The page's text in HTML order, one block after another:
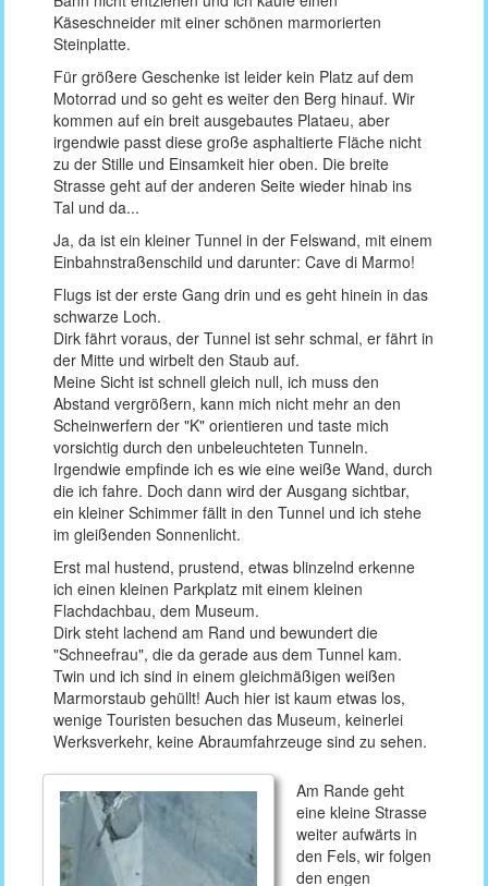
Käseschneider mit einer schönen marmorierten
Steinplatte.
Für größere Geschenke ist leider kein Platz auf dem
Motorrad und so geht es weiter den Berg hinauf. Wir
kommen auf ein breit ausgebautes Plataeu, aber
irgendwie passt diese große asphaltierte Fläche nicht
zu der Stille und Einsamkeit hier oben. Die breite
Strasse geht auf der anderen Seite wieder hinab ins
Tal und da...
Ja, da ist ein kleiner Tunnel in der Felswand, mit einem
Einbahnstraßenschild und darunter: Cave di Marmo!
Flugs ist der erste Gang drin und es geht hinein in das
schwarze Loch.
Dirk fährt voraus, der Tunnel ist sehr schmal, er fährt in
der Mitte und wirbelt den Staub auf.
Meine Sicht ist schnell gleich null, ich muss den
Abstand vergrößern, kann mich nicht mehr an den
Scheinwerfern der "K" orientieren und taste mich
vorsichtig durch den unbeleuchteten Tunneln.
Irgendwie empfinde ich es wie eine weiße Wand, durch
die ich fahre. Doch dann wird der Ausgang sichtbar,
ein kleiner Schimmer fällt in den Tunnel und ich stehe
im gleißenden Sonnenlicht.
Erst mal hustend, prustend, etwas blinzelnd erkenne
ich einen kleinen Parkplatz mit einem kleinen
Flachdachbau, dem Museum.
Dirk steht lachend am Rand und bewundert die
"Schneefrau", die da gerade aus dem Tunnel kam.
Twin und ich sind in einem gleichmäßigen weißen
Marmorstaub gehüllt! Auch hier ist kaum etwas los,
wenige Touristen besuchen das Museum, keinerlei
Werksverkehr, keine Abraumfahrzeuge sind zu sehen.
Am Rande geht
eine kleine Strasse
weiter aufwärts in
den Fels, wir folgen
den engen